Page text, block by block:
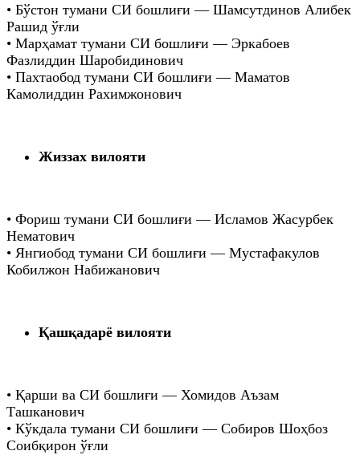
• Бўстон тумани СИ бошлиғи — Шамсутдинов Алибек
Рашид ўғли
• Марҳамат тумани СИ бошлиғи — Эркабоев
Фазлиддин Шаробидинович
• Пахтаобод тумани СИ бошлиғи — Маматов
Камолиддин Рахимжонович
Жиззах вилояти
• Фориш тумани СИ бошлиғи — Исламов Жасурбек
Нематович
• Янгиобод тумани СИ бошлиғи — Мустафакулов
Кобилжон Набижанович
Қашқадарё вилояти
• Қарши ва СИ бошлиғи — Хомидов Аъзам
Ташканович
• Кўкдала тумани СИ бошлиғи — Собиров Шоҳбоз
Соибқирон ўғли